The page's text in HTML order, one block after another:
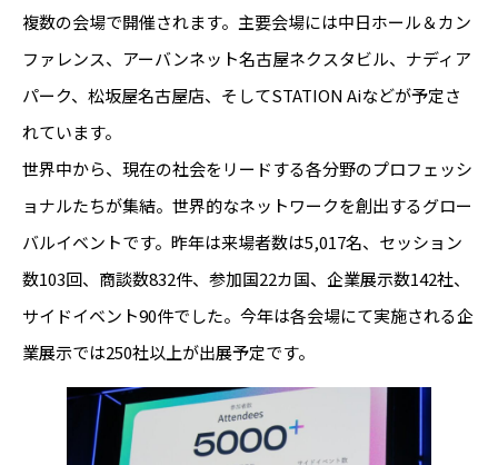
複数の会場で開催されます。主要会場には中日ホール＆カン
ファレンス、アーバンネット名古屋ネクスタビル、ナディア
パーク、松坂屋名古屋店、そしてSTATION Aiなどが予定さ
れています。
世界中から、現在の社会をリードする各分野のプロフェッシ
ョナルたちが集結。世界的なネットワークを創出するグロー
バルイベントです。昨年は来場者数は5,017名、セッション
数103回、商談数832件、参加国22カ国、企業展示数142社、
サイドイベント90件でした。今年は各会場にて実施される企
業展示では250社以上が出展予定です。